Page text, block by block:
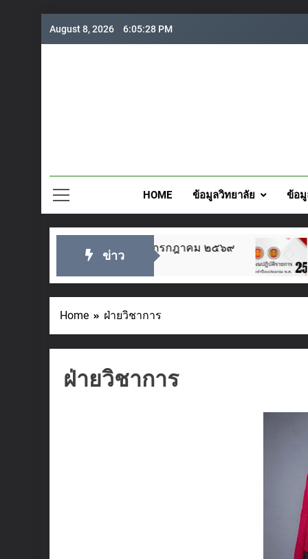
August 8, 2026 6:05:29 PM
HOME ข้อมูลวิทยาลัย ข้อ
ข่าว
พระเจ้าอยู่หัว ๒๘ กรกฎาคม ๒๕๖๙ แผนปฏิบัติ
2 Days Ago
Home ฝ่ายวิชาการ
ฝ่ายวิชาการ